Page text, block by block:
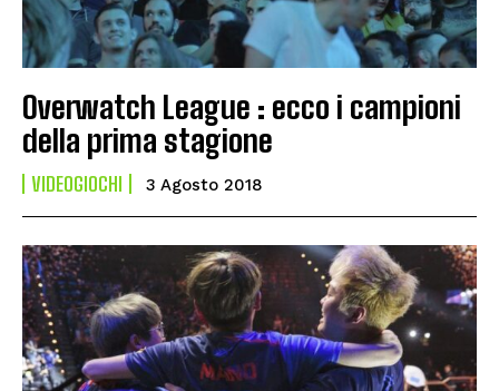
Overwatch League : ecco i campioni
della prima stagione
VIDEOGIOCHI 3 Agosto 2018